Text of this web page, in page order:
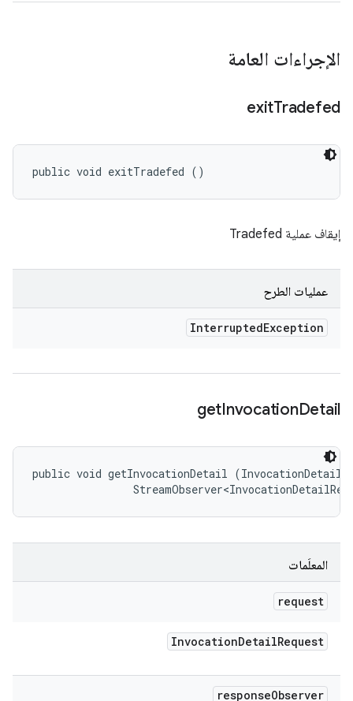
الإجراءات العامة
exitTradefed
public void exitTradefed ()
إيقاف عملية Tradefed
عمليات الطرح
InterruptedException
getInvocationDetail
public void getInvocationDetail
المعلَمات
request
InvocationDetailRequest
responseObserver